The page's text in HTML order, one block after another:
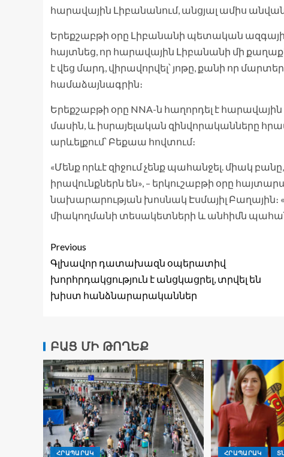
հարավային Լիբանանում, անցյալ ամիս
Երեքշաբթի օրը Լիբանանի պետական
հայտնեց, որ հարավային Լիբանանի մի
է վեց մարդ, վիրավորվել՝ յոթը, քանի որ
համաձայնագրին։
Երեքշաբթի օրը NNA-ն հաղորդել է
մասին, և իսրայելական զինվորականները
արևելքում՝ Բեքաա հովտում։
«Մենք որևէ զիջում չենք պահանջել. միակ
իրավունքներն են», – երկուշաբթի օրը
նախարարության խոսնակ Էսմայիլ Բաղային։
միակողմանի տեսակետների և անհիմն
Previous
Գլխավոր դատախազն օպերատիվ
խորհրդակցություն է անցկացրել, տրվել են
խիստ հանձնարարականներ
ԲԱՑ ՄԻ ԹՈՂԵՔ
ՀՐԱՊԱՐԱԿ ՀՐԱՊԱՐԱԿ